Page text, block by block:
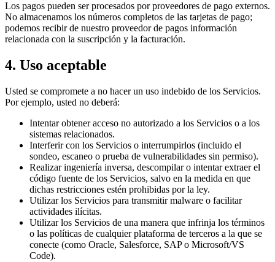
Los pagos pueden ser procesados por proveedores de pago externos.
No almacenamos los números completos de las tarjetas de pago;
podemos recibir de nuestro proveedor de pagos información
relacionada con la suscripción y la facturación.
4. Uso aceptable
Usted se compromete a no hacer un uso indebido de los Servicios.
Por ejemplo, usted no deberá:
Intentar obtener acceso no autorizado a los Servicios o a los
sistemas relacionados.
Interferir con los Servicios o interrumpirlos (incluido el
sondeo, escaneo o prueba de vulnerabilidades sin permiso).
Realizar ingeniería inversa, descompilar o intentar extraer el
código fuente de los Servicios, salvo en la medida en que
dichas restricciones estén prohibidas por la ley.
Utilizar los Servicios para transmitir malware o facilitar
actividades ilícitas.
Utilizar los Servicios de una manera que infrinja los términos
o las políticas de cualquier plataforma de terceros a la que se
conecte (como Oracle, Salesforce, SAP o Microsoft/VS
Code).